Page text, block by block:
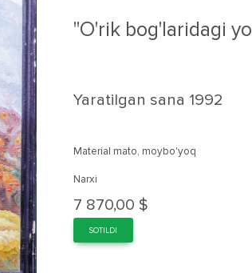
"O'rik bog'laridagi
Yaratilgan sana 1992
Material mato, moybo'yoq
Narxi
7 870,00 $
SOTILDI